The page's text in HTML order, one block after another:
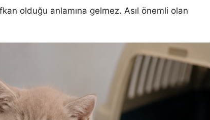
olduğu anlamına gelmez. Asıl önemli olan